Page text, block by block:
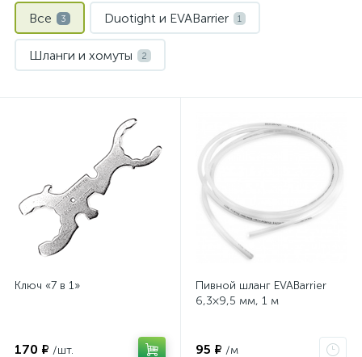
Все 3 Duotight и EVABarrier 1
Шланги и хомуты 2
Ключ «7 в 1»
170 ₽ /шт.
Пивной шланг EVABarrier
6,3×9,5 мм, 1 м
95 ₽ /м